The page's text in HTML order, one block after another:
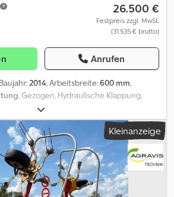
26.500 €
Festpreis zzgl. MwSt.
(31.535 € brutto)
Anrufen
2014, Arbeitsbreite:600 mm,
, Gezogen, Hydraulische Klappung,
hydr. klappbar, DL
doppelteRohrstabwalze,
Dsdpeznqv Asfx Afzsck
Kleinanzeige